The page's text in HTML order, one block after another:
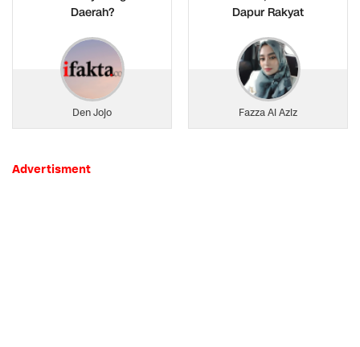
Daerah?
Den Jojo
Dapur Rakyat
Fazza Al Aziz
Advertisment